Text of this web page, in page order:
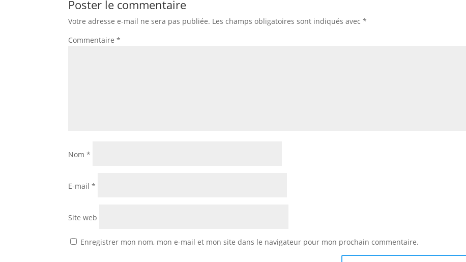
Poster le commentaire
Votre adresse e-mail ne sera pas publiée. Les champs obligatoires sont indiqués avec*
Commentaire*
Nom*
E-mail*
Site web
Enregistrer mon nom, mon e-mail et mon site dans le navigateur pour mon prochain commentaire.